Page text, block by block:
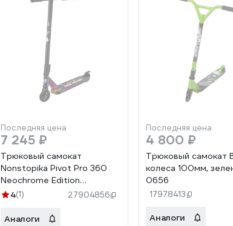
Последняя цена
7 245 ₽
Трюковый самокат
Nonstopika Pivot Pro 360
Neochrome Edition
pivotneochrome
4(1) 27904856
Аналоги
Последняя цена
4 800 ₽
Трюковый самокат
колеса 100мм,
0656
17978413
Аналоги